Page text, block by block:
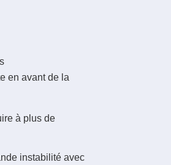
en avant de la
à plus de
instabilité avec